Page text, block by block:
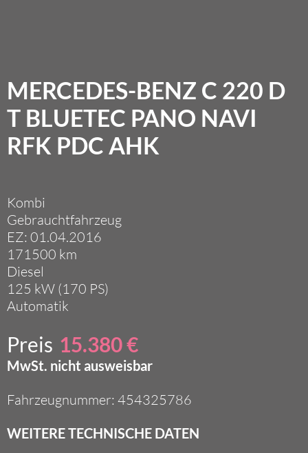
MERCEDES-BENZ C 220 D
T BLUETEC PANO NAVI
RFK PDC AHK
Kombi
Gebrauchtfahrzeug
EZ: 01.04.2016
171500 km
Diesel
125 kW (170 PS)
Automatik
Preis 15.380 €
MwSt. nicht ausweisbar
Fahrzeugnummer: 454325786
WEITERE TECHNISCHE DATEN